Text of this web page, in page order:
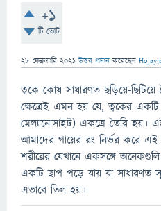
+1
টি ভোট
28 ফেব্রুয়ারি 2021 উত্তর প্রদান করেছেন
ত্বকে কোষ সাধারণত ছড়িয়ে-
ক্ষেত্রেই এমন হয় যে, ত্বকের
মেল্যানোসাইট) একত্রে তৈরি হয়।
আমাদের গায়ের রং নির্ভর করে
শরীরের যেখানে একসঙ্গে
একটি ছাপ পড়ে যায় যা সাধারণত
এভাবে তিল হয়।